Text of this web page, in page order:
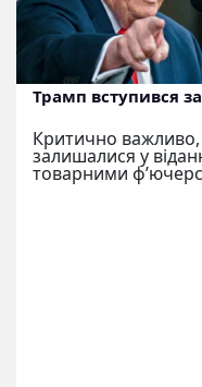
Трамп вступився
Критично
залишалися у
товарними